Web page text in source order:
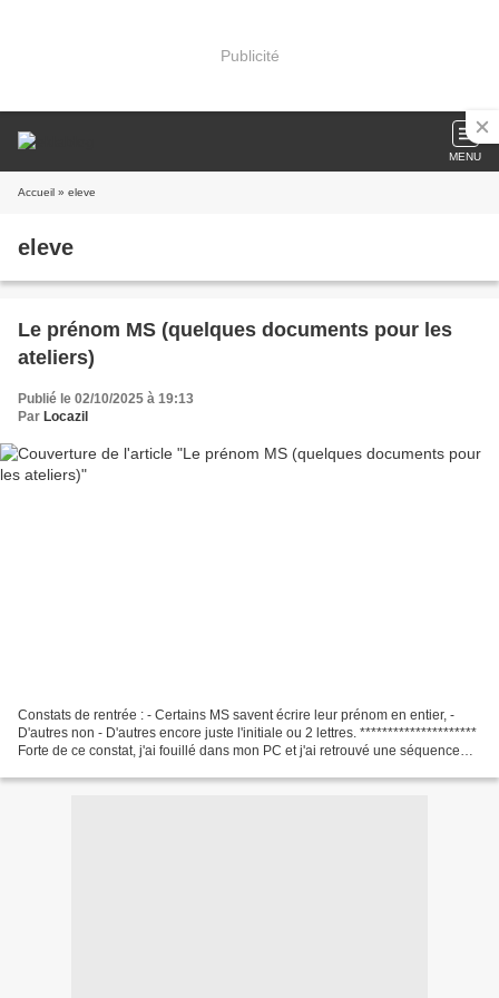
Publicité
MENU
Accueil » eleve
eleve
Le prénom MS (quelques documents pour les
ateliers)
Publié le 02/10/2025 à 19:13
Par Locazil
Constats de rentrée : - Certains MS savent écrire leur prénom en entier, -
D'autres non - D'autres encore juste l'initiale ou 2 lettres. *********************
Forte de ce constat, j'ai fouillé dans mon PC et j'ai retrouvé une séquence